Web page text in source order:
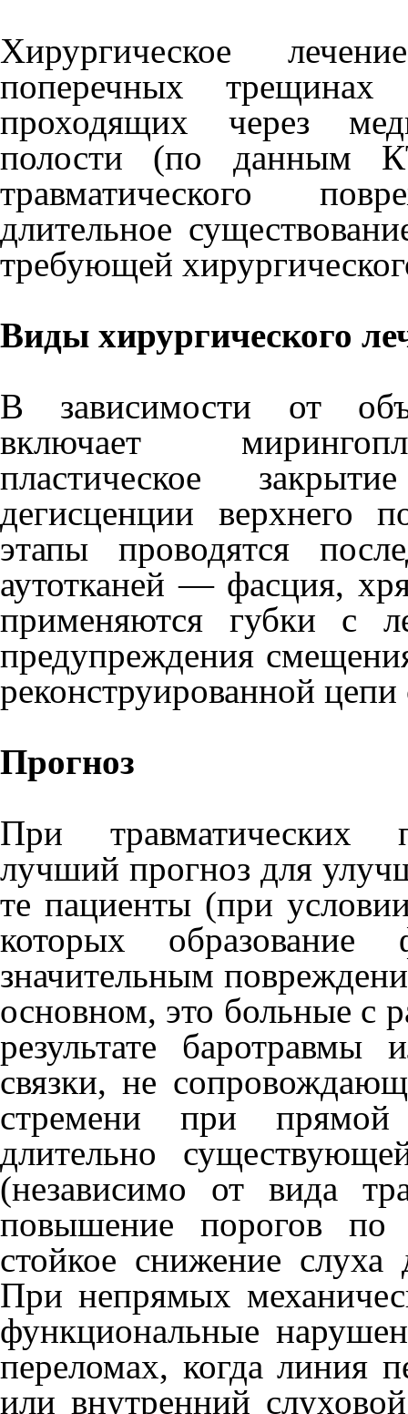
Хирургическое
поперечных
проходящих через
полости (по данным
травматического
длительное
требующей
Виды хирургического
В зависимости от
включает
пластическое
дегисценции верхнего
этапы проводятся
аутотканей — фасция,
применяются губки с
предупреждения
реконструированной
Прогноз
При травматических
лучший прогноз для
те пациенты (при
которых образование
значительным
основ­ном, это больные с
результате
связки, не
стремени при
длительно
(независимо от вида
повыше­ние порогов по
стойкое снижение
При непрямых
функциональные
переломах, когда ли­ния
или внут­ренний